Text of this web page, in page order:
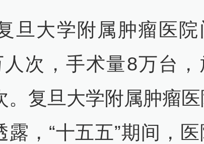
旦大学附属肿瘤医院
次，手术量8万台，
。复旦大学附属肿瘤
露，“十五五”期间，医